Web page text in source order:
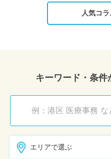
人気コ
キーワード・条件
エリアで選ぶ